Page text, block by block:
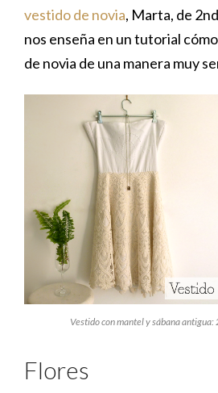
vestido de novia, Marta, de
nos enseña en un tutorial
de novia de una manera muy
Vestido con mantel y sábana antigua:
Flores